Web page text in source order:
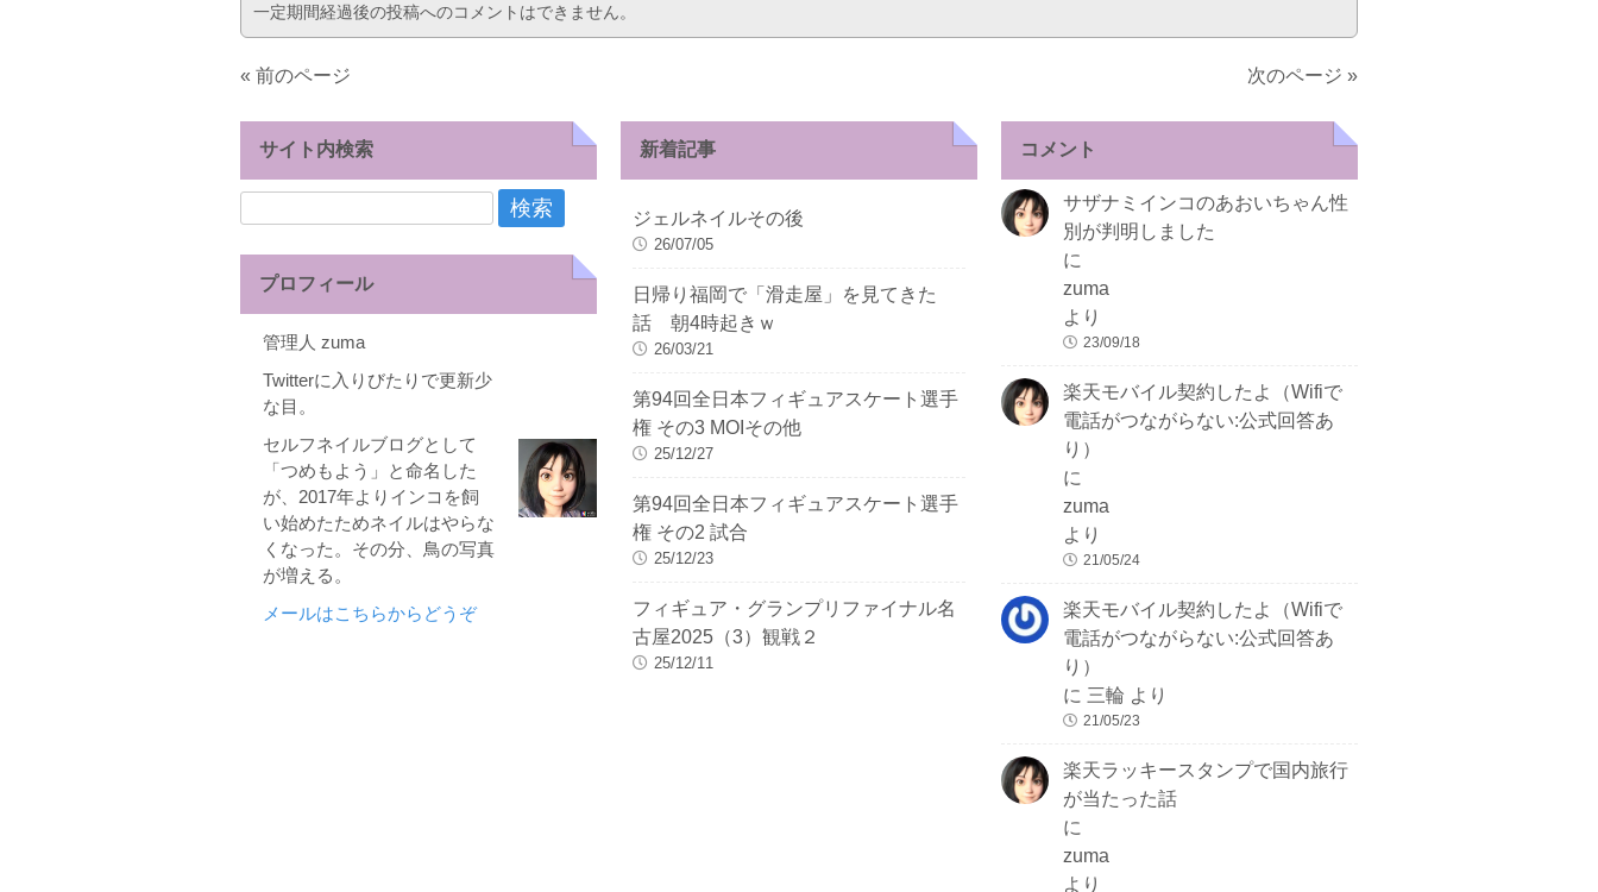
一定期間経過後の投稿へのコメントはできません。
« 前のページ 次のページ »
サイト内検索
索:
プロフィール
管理人 zuma
Twitterに入りびたりで更新少
な目。
セルフネイルブログとして
「つめもよう」と命名した
が、2017年よりインコを飼
い始めたためネイルはやらな
くなった。その分、鳥の写真
が増える。
メールはこちらからどうぞ
新着記事
ジェルネイルその後
26/07/05
日帰り福岡で「滑走屋」を見てきた
話 朝4時起きｗ
26/03/21
第94回全日本フィギュアスケート選手
権 その3 MOIその他
25/12/27
第94回全日本フィギュアスケート選手
権 その2 試合
25/12/23
フィギュア・グランプリファイナル名
古屋2025（3）観戦２
25/12/11
コメント
サザナミインコのあおいちゃん性
別が判明しました
に
zuma
より
23/09/18
楽天モバイル契約したよ（Wifiで
電話がつながらない:公式回答あ
り）
に
zuma
より
21/05/24
楽天モバイル契約したよ（Wifiで
電話がつながらない:公式回答あ
り）
に 三輪 より
21/05/23
楽天ラッキースタンプで国内旅行
が当たった話
に
zuma
より